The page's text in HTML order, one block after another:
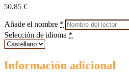
50,85 €
Añade el nombre *
Selección de idioma *
Información adicional